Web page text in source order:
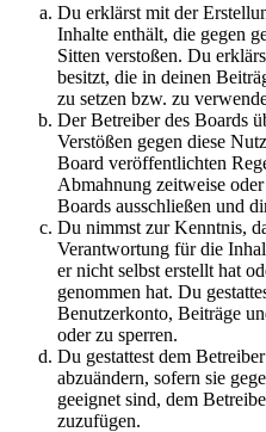
Du erklärst mit der
Inhalte enthält, die gegen
Sitten verstoßen. Du
besitzt, die in deinen
zu setzen bzw. zu
Der Betreiber des Boards
Verstößen gegen diese
Board veröffentlichten
Abmahnung zeitweise
Boards ausschließen und
Du nimmst zur Kenntnis,
Verantwortung für die
er nicht selbst erstellt hat
genommen hat. Du
Benutzerkonto, Beiträge
oder zu sperren.
Du gestattest dem
abzuändern, sofern sie
geeignet sind, dem
zuzufügen.